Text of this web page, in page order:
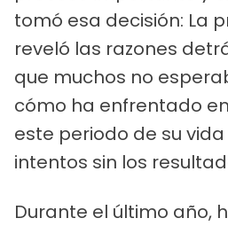
tomó esa decisión: La
reveló las razones
que muchos no
cómo ha enfrentado
este periodo de su
intentos sin los
Durante el último año,